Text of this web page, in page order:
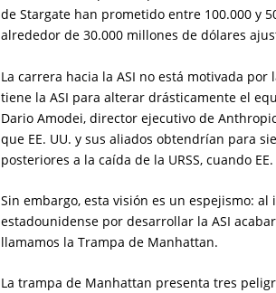
de Stargate han prometido entre 100.000 y
alrededor de 30.000 millones de dólares
La carrera hacia la ASI no está motivada
tiene la ASI para alterar drásticamente el
Dario Amodei, director ejecutivo de
que EE. UU. y sus aliados obtendrían para
posteriores a la caída de la URSS, cuando
Sin embargo, esta visión es un espejismo:
estadounidense por desarrollar la ASI
llamamos la Trampa de Manhattan.
La trampa de Manhattan presenta tres